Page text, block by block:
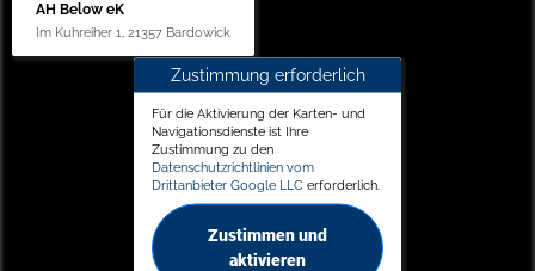
AH Below eK
Im Kuhreiher 1, 21357 Bardowick
Zustimmung erforderlich
Für die Aktivierung der Karten- und
Navigationsdienste ist Ihre
Zustimmung zu den
Datenschutzrichtlinien vom
Drittanbieter Google LLC erforderlich.
Zustimmen und
aktivieren